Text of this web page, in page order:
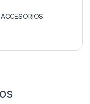
ACCESORIOS